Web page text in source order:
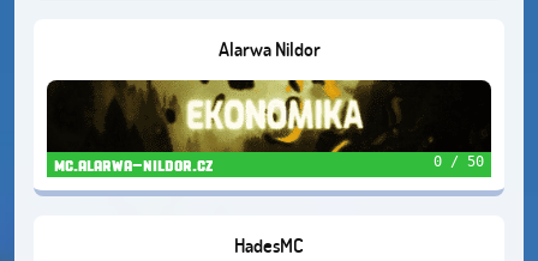
Alarwa Nildor
mc.alarwa-nildor.cz 0 / 50
HadesMC